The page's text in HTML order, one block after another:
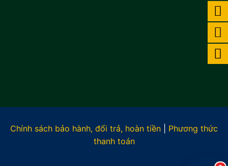
Chính sách bảo hành, đổi trả, hoàn tiền
Phương thức
thanh toán